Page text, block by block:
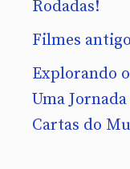
Rodadas!
Filmes
Explorando
Uma
Cartas do